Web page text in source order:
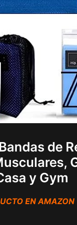
de
y Gym
EN AMAZON